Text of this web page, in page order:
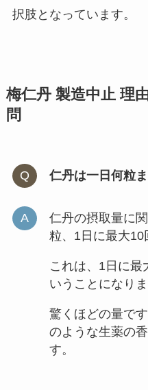
択肢となっています。
梅仁丹 製造中止 理
問
仁丹は一日何粒
仁丹の摂取量に
粒、1日に最大10
これは、1日に最
いうことになりま
驚くほどの量で
のような生薬の
す。